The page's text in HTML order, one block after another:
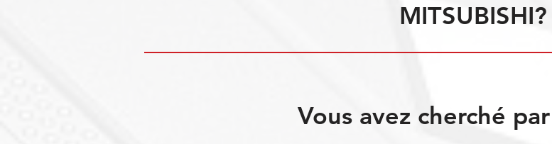
MITSUBISHI?
Vous avez cherché